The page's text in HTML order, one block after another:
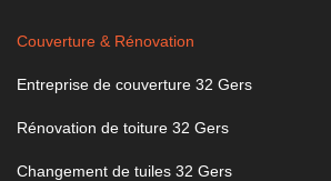
Couverture & Rénovation
Entreprise de couverture 32 Gers
Rénovation de toiture 32 Gers
Changement de tuiles 32 Gers